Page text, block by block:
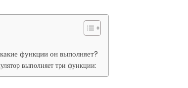
функции он выполняет?
выполняет три функции: